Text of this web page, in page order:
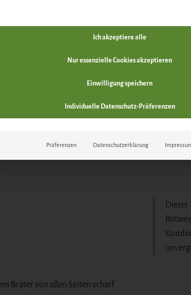
Bräter von allen Seiten scharf
Ich akzeptiere alle
Nur essenzielle Cookies akzeptieren
Einwilligung speichern
Individuelle Datenschutz-Präferenzen
Präferenzen Datenschutzerklärung